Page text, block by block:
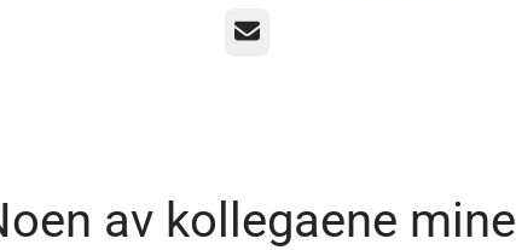
E-post
av kollegaene mine